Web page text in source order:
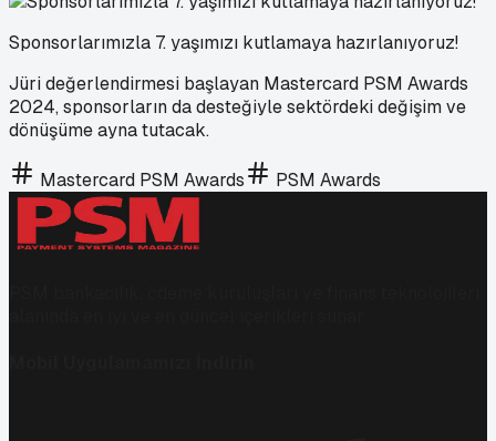
Sponsorlarımızla 7. yaşımızı kutlamaya hazırlanıyoruz!
Jüri değerlendirmesi başlayan Mastercard PSM Awards
2024, sponsorların da desteğiyle sektördeki değişim ve
dönüşüme ayna tutacak.
Mastercard PSM Awards PSM Awards